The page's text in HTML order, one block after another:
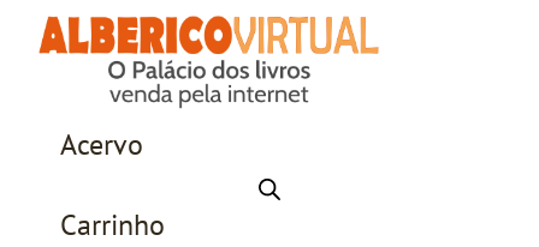
Acervo
Carrinho